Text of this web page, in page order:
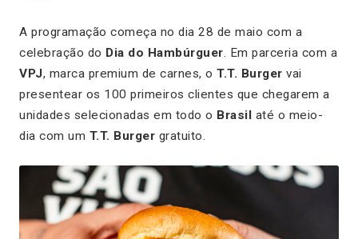
A programação começa no dia 28 de maio com a
celebração do Dia do Hambúrguer. Em parceria com a
VPJ, marca premium de carnes, o T.T. Burger vai
presentear os 100 primeiros clientes que chegarem a
unidades selecionadas em todo o Brasil até o meio-
dia com um T.T. Burger gratuito.